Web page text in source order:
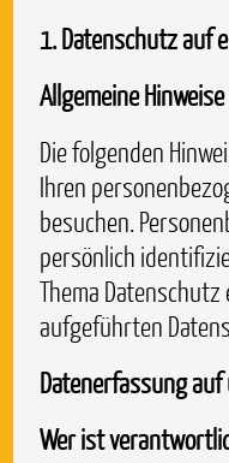
1. Datenschutz auf
Allgemeine Hinweise
Die folgenden
Ihren
besuchen.
persönlich
Thema
aufgeführten
Datenerfassung
Wer ist